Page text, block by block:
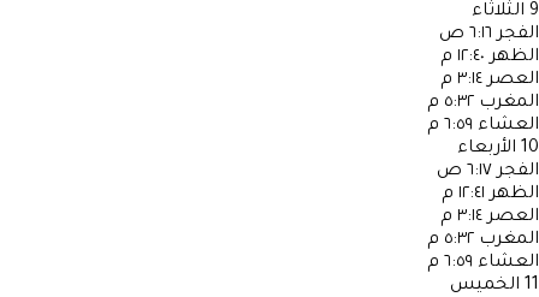
9 الثلاثاء
الفجر ٦:١٦ ص
الظهر ١٢:٤٠ م
العصر ٣:١٤ م
المغرب ٥:٣٢ م
العشاء ٦:٥٩ م
10 الأربعاء
الفجر ٦:١٧ ص
الظهر ١٢:٤١ م
العصر ٣:١٤ م
المغرب ٥:٣٢ م
العشاء ٦:٥٩ م
11 الخميس